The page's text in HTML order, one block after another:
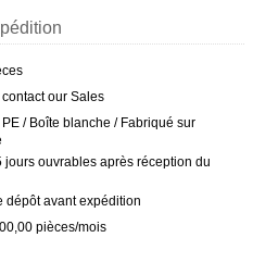
our Sales
/ Boîte blanche / Fabriqué sur
jours ouvrables après réception du
dépôt avant expédition
pièces/mois